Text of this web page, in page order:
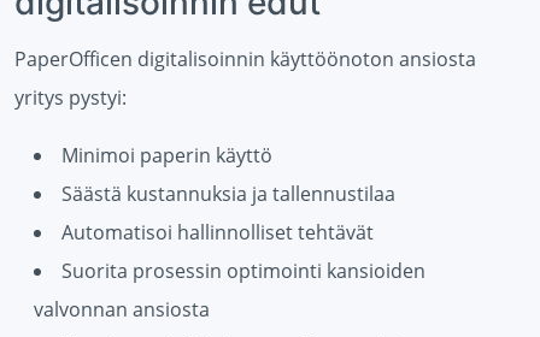
PaperOfficen digitalisoinnin käyttöönoton ansiosta
yritys pystyi:
Minimoi paperin käyttö
Säästä kustannuksia ja tallennustilaa
Automatisoi hallinnolliset tehtävät
Suorita prosessin optimointi kansioiden
valvonnan ansiosta